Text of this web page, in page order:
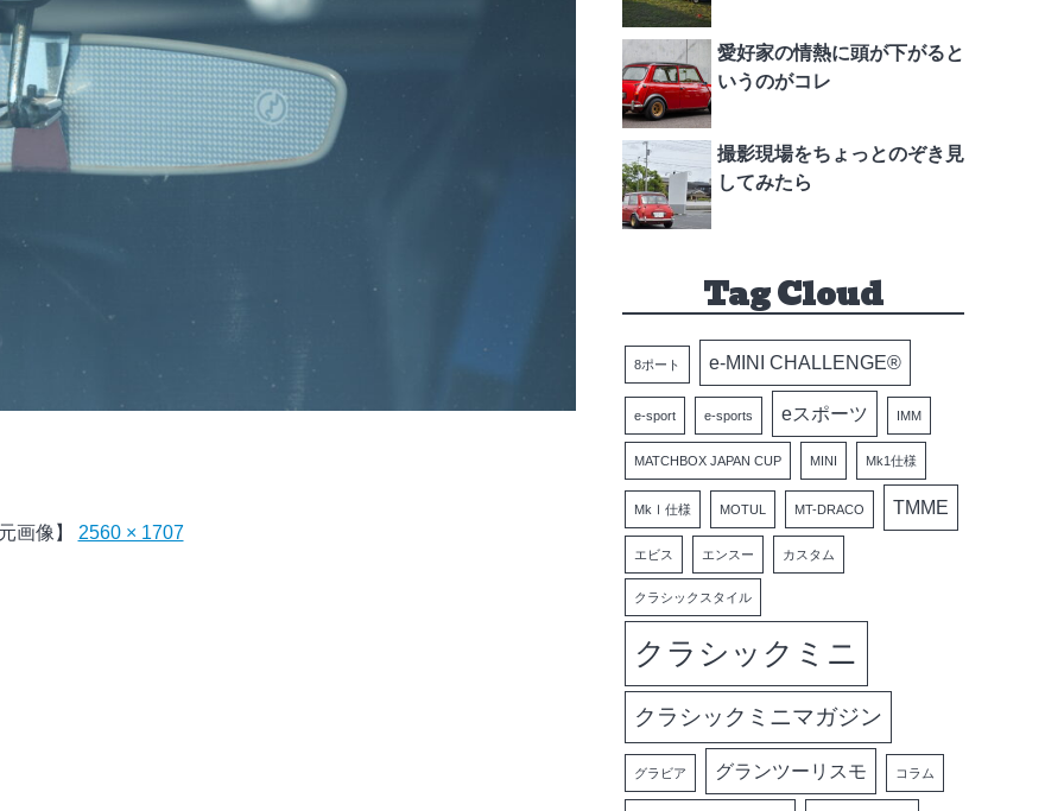
画像】 2560 × 1707
愛好家の情熱に頭が下がると
いうのがコレ
撮影現場をちょっとのぞき見
してみたら
Tag Cloud
8ポート e-MINI CHALLENGE®
e-sport e-sports eスポーツ IMM
MATCHBOX JAPAN CUP MINI Mk1仕様
MkⅠ仕様 MOTUL MT-DRACO TMME
エビス エンスー カスタム
クラシックスタイル
クラシックミニ
クラシックミニマガジン
グラビア グランツーリスモ コラム